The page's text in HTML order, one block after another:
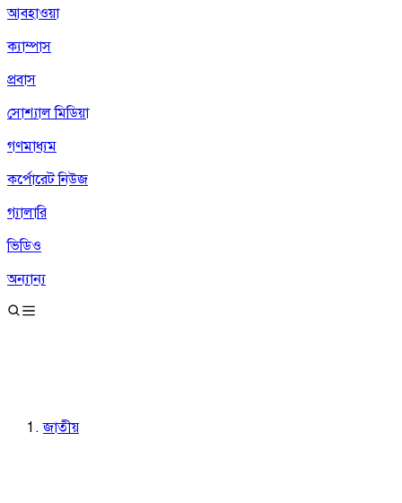
আবহাওয়া
ক্যাম্পাস
প্রবাস
সোশ্যাল মিডিয়া
গণমাধ্যম
কর্পোরেট নিউজ
গ্যালারি
ভিডিও
অন্যান্য
জাতীয়